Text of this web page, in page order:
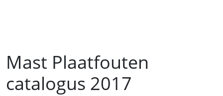
Mast Plaatfouten
catalogus 2017